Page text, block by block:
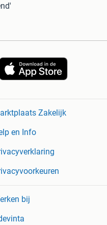
Zakelijk
en Info
bij